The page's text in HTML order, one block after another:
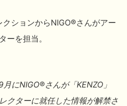
ションからNIGO®さんがアー
ーを担当。
月にNIGO®さんが「KENZO」
クターに就任した情報が解禁さ